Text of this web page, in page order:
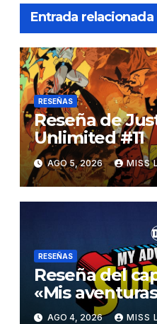
Entrada relacionada
RESEÑAS
Reseña de
Unlimited #11
AGO 5, 2026 MISS
RESEÑAS
Reseña del
«Mis
Superman»
AGO 4, 2026 MISS